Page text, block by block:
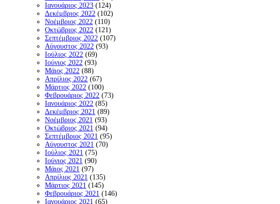
Ιανουάριος 2023 (124)
Δεκέμβριος 2022 (102)
Νοέμβριος 2022 (110)
Οκτώβριος 2022 (121)
Σεπτέμβριος 2022 (107)
Αύγουστος 2022 (93)
Ιούλιος 2022 (69)
Ιούνιος 2022 (93)
Μάιος 2022 (88)
Απρίλιος 2022 (67)
Μάρτιος 2022 (100)
Φεβρουάριος 2022 (73)
Ιανουάριος 2022 (85)
Δεκέμβριος 2021 (89)
Νοέμβριος 2021 (93)
Οκτώβριος 2021 (94)
Σεπτέμβριος 2021 (95)
Αύγουστος 2021 (70)
Ιούλιος 2021 (75)
Ιούνιος 2021 (90)
Μάιος 2021 (97)
Απρίλιος 2021 (135)
Μάρτιος 2021 (145)
Φεβρουάριος 2021 (146)
Ιανουάριος 2021 (65)